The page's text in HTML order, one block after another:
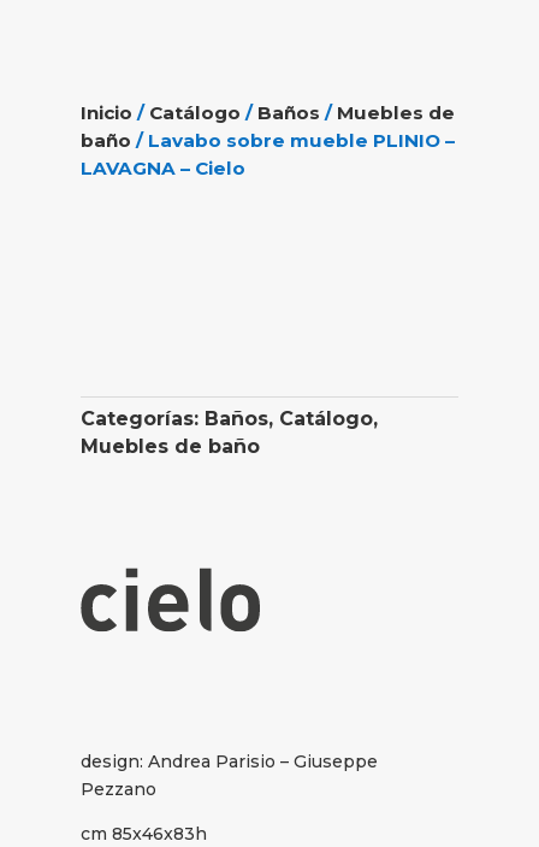
Inicio / Catálogo / Baños / Muebles de
baño / Lavabo sobre mueble PLINIO –
LAVAGNA – Cielo
Categorías: Baños, Catálogo,
Muebles de baño
design: Andrea Parisio – Giuseppe
Pezzano
cm 85x46x83h